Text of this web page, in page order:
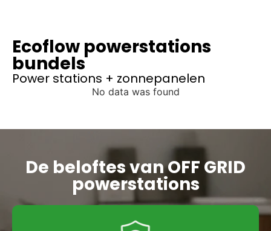
Ecoflow powerstations
bundels
Power stations + zonnepanelen
No data was found
De beloftes van OFF GRID
powerstations